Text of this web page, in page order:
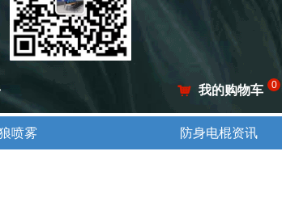
喷雾 防身电棍资讯
낙 我的购物车 0